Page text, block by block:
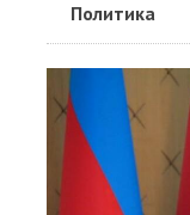
Политика